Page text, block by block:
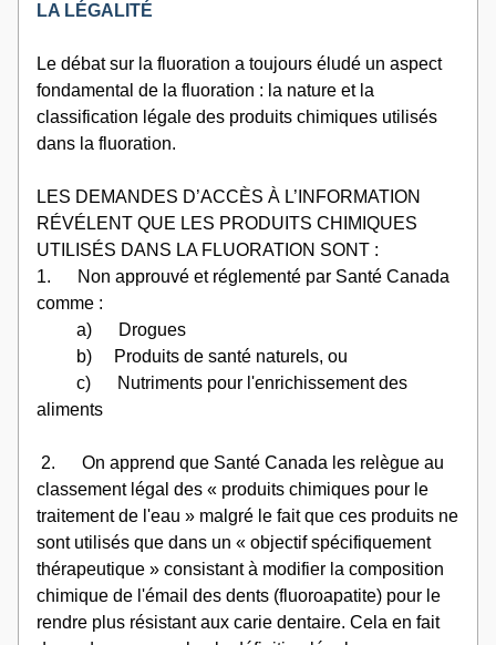
LA LÉGALITÉ
Le débat sur la fluoration a toujours éludé un aspect
fondamental de la fluoration : la nature et la
classification légale des produits chimiques utilisés
dans la fluoration.
LES DEMANDES D’ACCÈS À L’INFORMATION
RÉVÉLENT QUE LES PRODUITS CHIMIQUES
UTILISÉS DANS LA FLUORATION SONT :
1.      Non approuvé et réglementé par Santé Canada
comme :
         a)      Drogues
         b)     Produits de santé naturels, ou
aliments
2.      On apprend que Santé Canada les relègue au
classement légal des « produits chimiques pour le
traitement de l'eau » malgré le fait que ces produits ne
sont utilisés que dans un « objectif spécifiquement
thérapeutique » consistant à modifier la composition
chimique de l'émail des dents (fluoroapatite) pour le
rendre plus résistant aux carie dentaire. Cela en fait